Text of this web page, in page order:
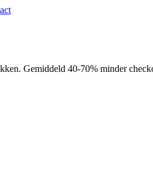
Gemiddeld 40-70% minder